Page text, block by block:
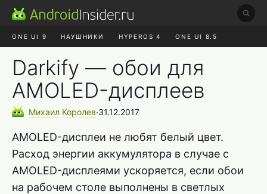
ONE UI 9 НАУШНИКИ HYPEROS 4 ONE UI 8.5
ROBLOX ЧАТ
Darkify — обои для
AMOLED-дисплеев
Михаил Королев∙31.12.2017
AMOLED-дисплеи не любят белый цвет.
Расход энергии аккумулятора в случае с
AMOLED-дисплеями ускоряется, если обои
на рабочем столе выполнены в светлых